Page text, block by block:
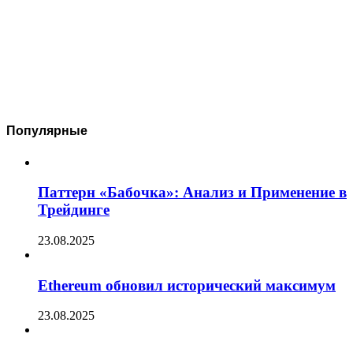
Популярные
Паттерн «Бабочка»: Анализ и Применение в
Трейдинге
23.08.2025
Ethereum обновил исторический максимум
23.08.2025